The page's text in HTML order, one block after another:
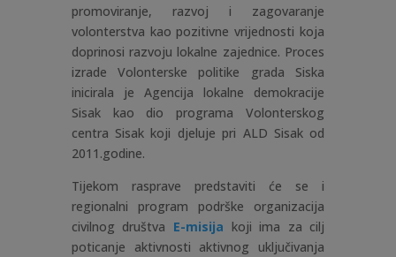
promoviranje, razvoj i zagovaranje
volonterstva kao pozitivne vrijednosti koja
doprinosi razvoju lokalne zajednice. Proces
izrade Volonterske politike grada Siska
inicirala je Agencija lokalne demokracije
Sisak kao dio programa Volonterskog
centra Sisak koji djeluje pri ALD Sisak od
2011.godine.
Tijekom rasprave predstaviti će se i
regionalni program podrške organizacija
civilnog društva E-misija koji ima za cilj
poticanje aktivnosti aktivnog uključivanja